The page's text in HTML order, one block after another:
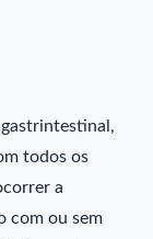
todos os
a
com ou sem